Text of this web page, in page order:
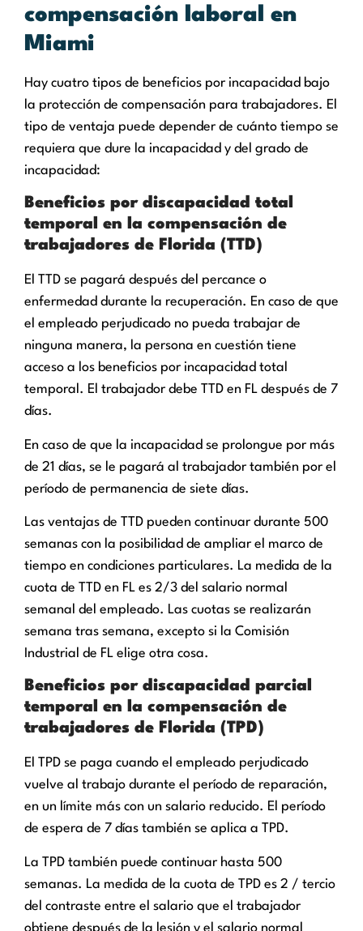
compensación laboral en
Miami
Hay cuatro tipos de beneficios por incapacidad bajo
la protección de compensación para trabajadores. El
tipo de ventaja puede depender de cuánto tiempo se
requiera que dure la incapacidad y del grado de
incapacidad:
Beneficios por discapacidad total
temporal en la compensación de
trabajadores de Florida (TTD)
El TTD se pagará después del percance o
enfermedad durante la recuperación. En caso de que
el empleado perjudicado no pueda trabajar de
ninguna manera, la persona en cuestión tiene
acceso a los beneficios por incapacidad total
temporal. El trabajador debe TTD en FL después de 7
días.
En caso de que la incapacidad se prolongue por más
de 21 días, se le pagará al trabajador también por el
período de permanencia de siete días.
Las ventajas de TTD pueden continuar durante 500
semanas con la posibilidad de ampliar el marco de
tiempo en condiciones particulares. La medida de la
cuota de TTD en FL es 2/3 del salario normal
semanal del empleado. Las cuotas se realizarán
semana tras semana, excepto si la Comisión
Industrial de FL elige otra cosa.
Beneficios por discapacidad parcial
temporal en la compensación de
trabajadores de Florida (TPD)
El TPD se paga cuando el empleado perjudicado
vuelve al trabajo durante el período de reparación,
en un límite más con un salario reducido. El período
de espera de 7 días también se aplica a TPD.
La TPD también puede continuar hasta 500
semanas. La medida de la cuota de TPD es 2 / tercio
del contraste entre el salario que el trabajador
obtiene después de la lesión y el salario normal